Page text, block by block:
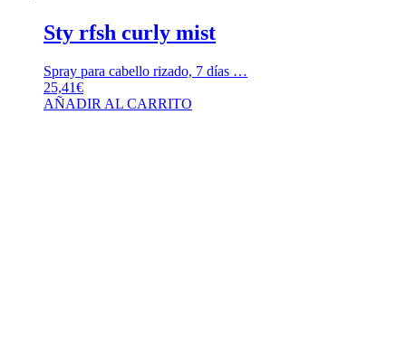
Sty rfsh curly mist
Spray para cabello rizado, 7 días …
25,41€
AÑADIR AL CARRITO